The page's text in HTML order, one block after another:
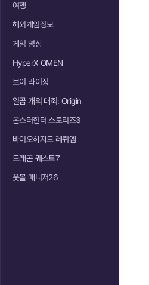
여행
해외게임정보
게임 영상
HyperX OMEN
브이 라이징
일곱 개의 대죄: Origin
몬스터헌터 스토리즈3
바이오하자드 레퀴엠
드래곤 퀘스트7
풋볼 매니저26